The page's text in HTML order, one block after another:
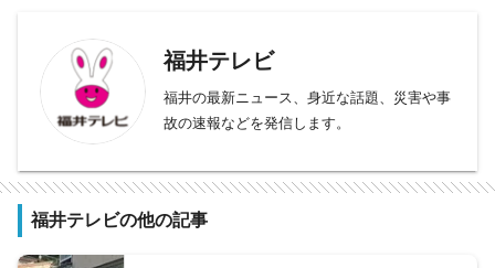
福井テレビ
福井の最新ニュース、身近な話題、災害や事
故の速報などを発信します。
福井テレビの他の記事